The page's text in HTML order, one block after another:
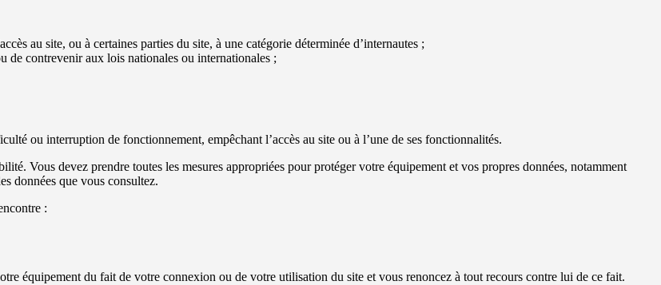
au site, ou à certaines parties du site, à une catégorie déterminée d’internautes ;
de contrevenir aux lois nationales ou internationales ;
ou interruption de fonctionnement, empêchant l’accès au site ou à l’une de ses fonctionnalités.
Vous devez prendre toutes les mesures appropriées pour protéger votre équipement et vos propres données, notamment
données que vous consultez.
:
équipement du fait de votre connexion ou de votre utilisation du site et vous renoncez à tout recours contre lui de ce fait.